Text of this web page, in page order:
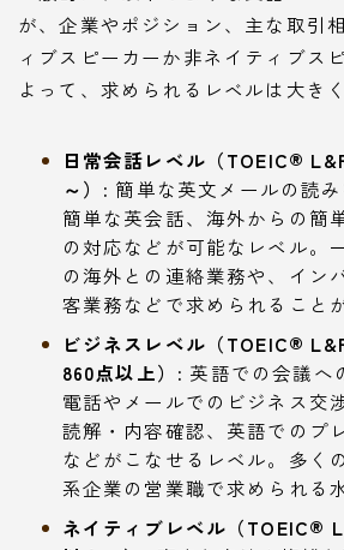
が、企業やポジション、主な取引
ィブスピーカーか非ネイティブス
よって、求められるレベルは大き
日常会話レベル（TOEIC®
～）: 簡単な英文メールの読
簡単な英会話、海外からの簡
の対応などが可能なレベル。
の海外との連絡業務や、イン
客業務などで求められること
ビジネスレベル（TOEIC®
860点以上）: 英語での会議へ
電話やメールでのビジネス交
読解・内容確認、英語でのプ
などがこなせるレベル。多く
系企業の営業職で求められる
ネイティブレベル（TOEIC®